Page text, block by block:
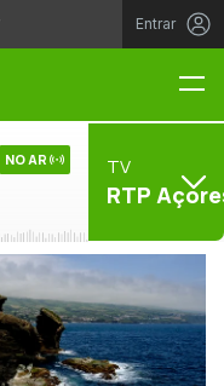
Entrar
NO AR TV
RTP